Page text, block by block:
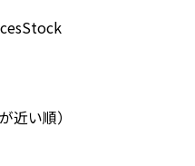
Stock
近い順）